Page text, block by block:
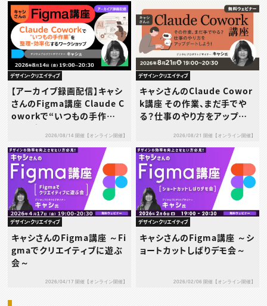
デザイン・クリエイティブ
【アーカイブ録画配信】キャシ
さんのFigma講座 Claude C
oworkで“いつもの手作
業”を整理・効率化するワーク
2026/08/14 開催【オンライン開催】
デザイン・クリエイティブ
キャシさんのClaude Cowor
k講座 その作業、まだ手でや
る？仕事のやり方をアップデ
2026/08/21 開催【オンライン開催】
デザイン・クリエイティブ
キャシさんのFigma講座 ～Fi
gmaでクリエイティブに遊ぶ
会～
2026/04/17 開催【オンライン開催】
デザイン・クリエイティブ
キャシさんのFigma講座 ～シ
ョートカットしばりデモ会～
2026/02/06 開催【オンライン開催】